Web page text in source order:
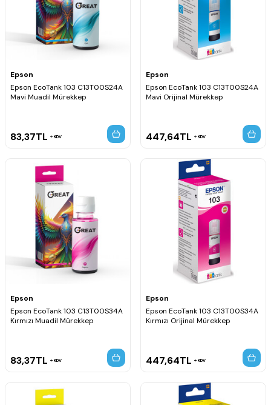
Epson
Epson EcoTank 103 C13T00S24A
Mavi Muadil Mürekkep
83,37TL KDV
Epson
Epson EcoTank 103 C13T00S24A
Mavi Orijinal Mürekkep
447,64TL KDV
Epson
Epson EcoTank 103 C13T00S34A
Kırmızı Muadil Mürekkep
83,37TL KDV
Epson
Epson EcoTank 103 C13T00S34A
Kırmızı Orijinal Mürekkep
447,64TL KDV